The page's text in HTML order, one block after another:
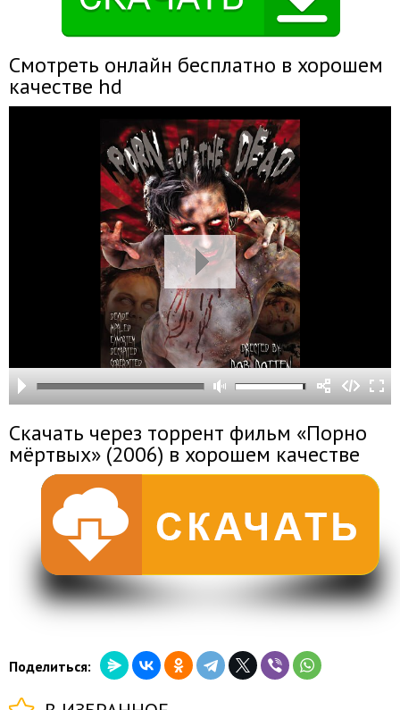
Смотреть онлайн бесплатно в хорошем
качестве hd
Скачать через торрент фильм «Порно
мёртвых» (2006) в хорошем качестве
Поделиться: